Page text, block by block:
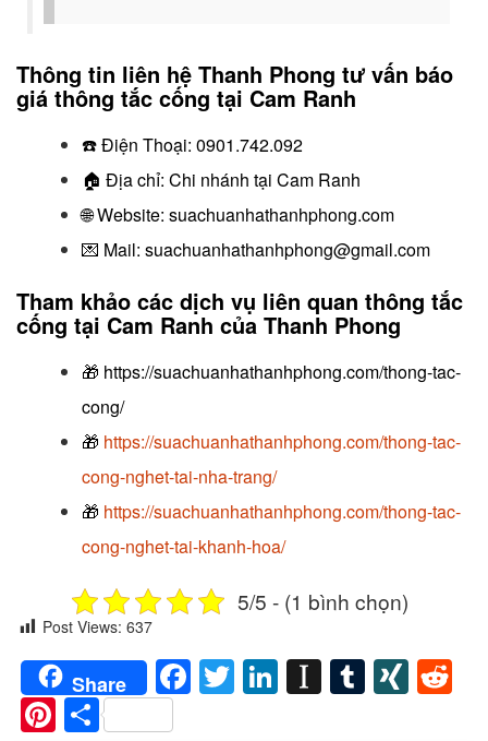
Thông tin liên hệ Thanh Phong tư vấn báo
giá thông tắc cống tại Cam Ranh
☎️Điện Thoại: 0901.742.092
🏠 Địa chỉ: Chi nhánh tại Cam Ranh
🌐 Website: suachuanhathanhphong.com
💌 Mail: suachuanhathanhphong@gmail.com
Tham khảo các dịch vụ liên quan thông tắc
cống tại Cam Ranh của Thanh Phong
🎁 https://suachuanhathanhphong.com/thong-tac-
cong/
🎁 https://suachuanhathanhphong.com/thong-tac-
cong-nghet-tai-nha-trang/
🎁 https://suachuanhathanhphong.com/thong-tac-
cong-nghet-tai-khanh-hoa/
5/5 - (1 bình chọn)
Post Views: 637
Share Facebook
Twitter
LinkedIn
Instapaper
Tumblr
Pinterest
Share